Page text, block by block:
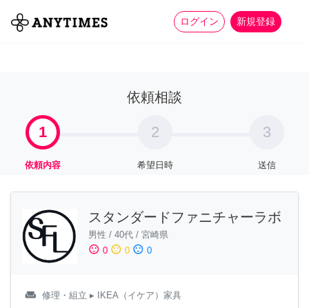
ログイン 新規登録
全て 家事 more_horiz
依頼相談
1
依頼内容
2
希望日時
3
送信
スタンダードファニチャーラボ
男性 / 40代 / 宮崎県
sentiment_satisfied 0 sentiment_neutral 0 sentiment_dissatisfied 0
weekend 修理・組立 ▸ IKEA（イケア）家具